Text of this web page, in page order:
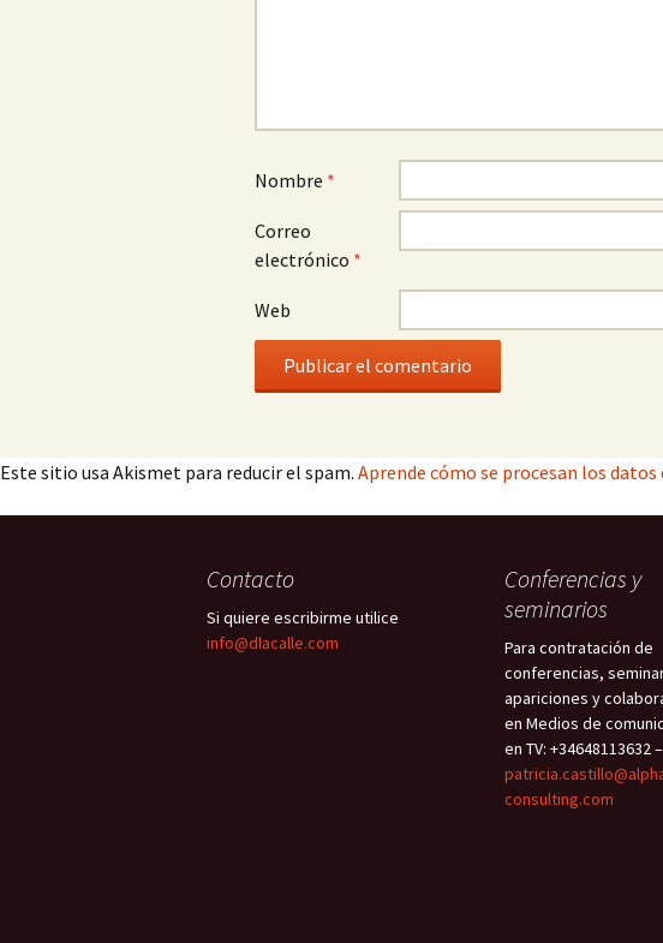
Nombre *
Correo
electrónico *
Web
Este sitio usa Akismet para reducir el spam. Aprende cómo se procesan los
Contacto
Si quiere escribirme utilice
info@dlacalle.com
Conferencias y
seminarios
Para contratación de
conferencias,
apariciones y
en Medios de
en TV: +34648113632 –
consulting.com